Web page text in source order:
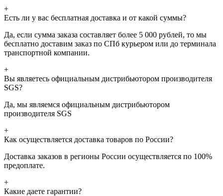
+
Есть ли у вас бесплатная доставка и от какой суммы?
Да, если сумма заказа составляет более 5 000 рублей, то мы
бесплатно доставим заказ по СПб курьером или до терминала
транспортной компании.
+
Вы являетесь официальным дистрибьютором производителя
SGS?
Да, мы являемся официальным дистрибьютором
производителя SGS
+
Как осуществляется доставка товаров по России?
Доставка заказов в регионы России осуществляется по 100%
предоплате.
+
Какие даете гарантии?